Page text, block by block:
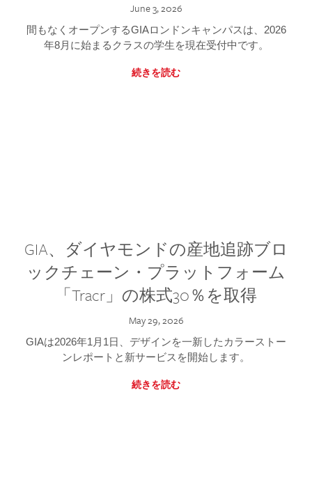
June 3, 2026
間もなくオープンするGIAロンドンキャンパスは、2026
年8月に始まるクラスの学生を現在受付中です。
続きを読む
GIA、ダイヤモンドの産地追跡ブロ
ックチェーン・プラットフォーム
「Tracr」の株式30％を取得
May 29, 2026
GIAは2026年1月1日、デザインを一新したカラーストー
ンレポートと新サービスを開始します。
続きを読む